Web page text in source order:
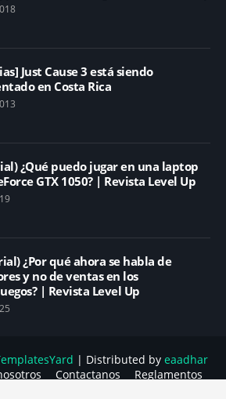
Just Cause 3 está siendo
en Costa Rica
¿Qué puedo jugar en una laptop
GTX 1050? | Revista Level Up
¿Por qué ahora se habla de
y no de ventas en los
| Revista Level Up
| Distributed by eaadhar
Contactanos
Reglamentos